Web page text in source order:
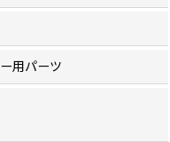
用パーツ